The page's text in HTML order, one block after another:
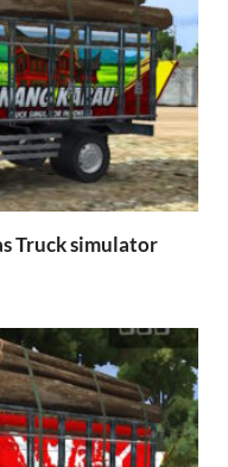
Truck simulator